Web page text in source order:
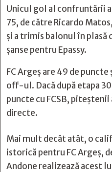
Unicul gol al confruntării
75, de către Ricardo
și a trimis balonul în plasă
șanse pentru Epassy.
FC Argeș are 49 de
off-ul. Dacă după etapa
puncte cu FCSB,
directe.
Mai mult decât atât, o
istorică pentru FC Argeș,
Andone realizează acest